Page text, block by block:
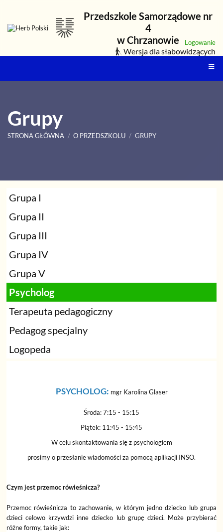
Przedszkole Samorządowe nr
4
w Chrzanowie
Logowanie
Wersja dla słabowidzących
Grupy
STRONA GŁÓWNA / O PRZEDSZKOLU / GRUPY
Grupy
Grupa I
Grupa II
Grupa III
Grupa IV
Grupa V
Psycholog
Terapeuta pedagogiczny
Pedagog specjalny
Logopeda
PSYCHOLOG: mgr Karolina Glaser
Środa: 7:15 - 15:15
Piątek: 11:45 - 15:45
W celu skontaktowania się z psychologiem
prosimy o przesłanie wiadomości za pomocą aplikacji INSO.
Czym jest przemoc rówieśnicza?
Przemoc rówieśnicza to zachowanie, w którym jedno dziecko lub grupa
dzieci celowo krzywdzi inne dziecko lub grupę dzieci. Może przybierać
różne formy, takie jak: